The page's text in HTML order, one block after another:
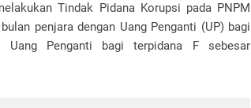
Tindak Pidana Korupsi pada PNPM
penjara dengan Uang Penganti (UP) bagi
Uang Penganti bagi terpidana F sebesar